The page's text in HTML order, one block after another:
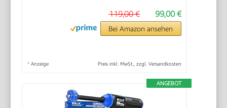
99,00 €
119,00 €
Bei Amazon ansehen
* Anzeige Preis inkl. MwSt., zzgl. Versandkosten
ANGEBOT